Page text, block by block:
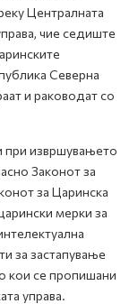
Централната
чие седиште
Северна
и раководат со
при извршувањето
Законот за
за Царинска
мерки за
за застапување
кои се пропишани
управа.